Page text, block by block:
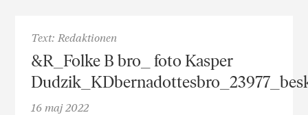
Text: Redaktionen
&R_Folke B bro_ foto Kasper
16 maj 2022